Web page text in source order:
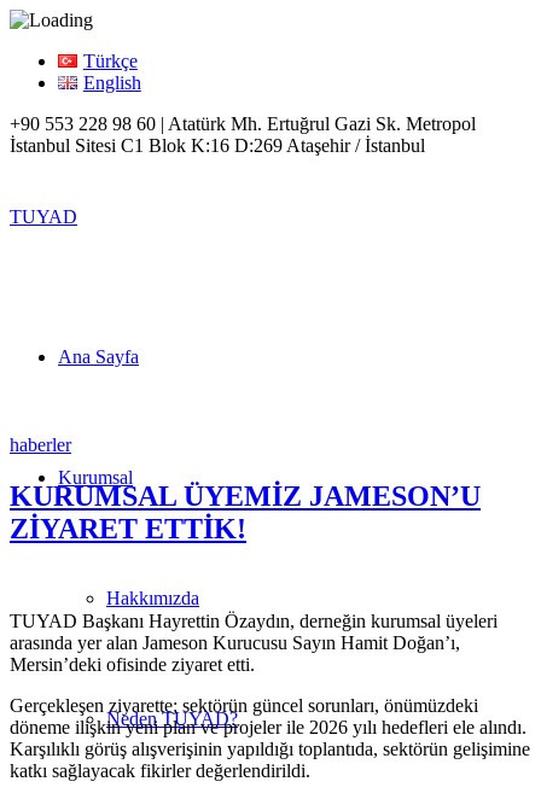
Türkçe
English
+90 553 228 98 60 | Atatürk Mh. Ertuğrul Gazi Sk. Metropol
İstanbul Sitesi C1 Blok K:16 D:269 Ataşehir / İstanbul
TUYAD
Ana Sayfa
Kurumsal
Hakkımızda
Neden TUYAD?
haberler
KURUMSAL ÜYEMİZ JAMESON’U
ZİYARET ETTİK!
TUYAD Başkanı Hayrettin Özaydın, derneğin kurumsal üyeleri
arasında yer alan Jameson Kurucusu Sayın Hamit Doğan’ı,
Mersin’deki ofisinde ziyaret etti.
Gerçekleşen ziyarette; sektörün güncel sorunları, önümüzdeki
döneme ilişkin yeni plan ve projeler ile 2026 yılı hedefleri ele alındı.
Karşılıklı görüş alışverişinin yapıldığı toplantıda, sektörün gelişimine
katkı sağlayacak fikirler değerlendirildi.